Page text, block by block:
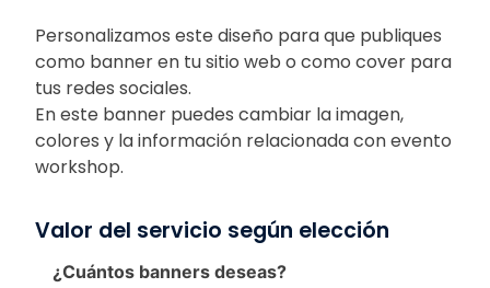
Personalizamos este diseño para que publiques
como banner en tu sitio web o como cover para
tus redes sociales.
En este banner puedes cambiar la imagen,
colores y la información relacionada con evento
workshop.
Valor del servicio según elección
¿Cuántos banners deseas?